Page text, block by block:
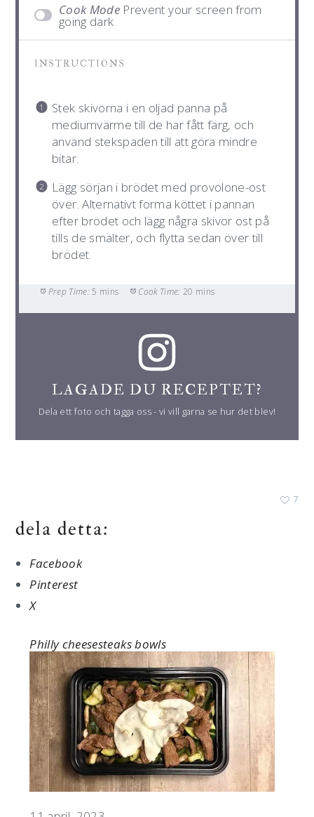
Cook Mode Prevent your screen from
going dark
INSTRUCTIONS
Stek skivorna i en oljad panna på
mediumvärme till de har fått färg, och
använd stekspaden till att göra mindre
bitar.
Lägg sörjan i brödet med provolone-ost
över. Alternativt forma köttet i pannan
efter brödet och lägg några skivor ost på
tills de smälter, och flytta sedan över till
brödet.
Prep Time: 5 mins Cook Time: 20 mins
LAGADE DU RECEPTET?
Dela ett foto och tagga oss - vi vill garna se hur det blev!
7
dela detta:
Facebook
Pinterest
X
Philly cheesesteaks bowls